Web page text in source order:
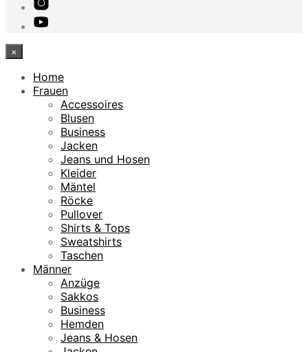
×
Home
Frauen
Accessoires
Blusen
Business
Jacken
Jeans und Hosen
Kleider
Mäntel
Röcke
Pullover
Shirts & Tops
Sweatshirts
Taschen
Männer
Anzüge
Sakkos
Business
Hemden
Jeans & Hosen